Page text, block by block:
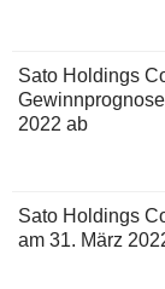
Sato Holdings
2022 ab
Sato Holdings
am 31. März